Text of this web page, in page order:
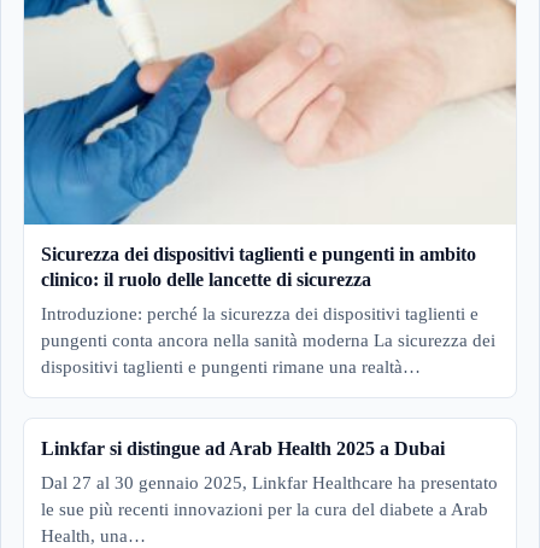
Sicurezza dei dispositivi taglienti e pungenti in ambito
clinico: il ruolo delle lancette di sicurezza
Introduzione: perché la sicurezza dei dispositivi taglienti e
pungenti conta ancora nella sanità moderna La sicurezza dei
dispositivi taglienti e pungenti rimane una realtà…
Linkfar si distingue ad Arab Health 2025 a Dubai
Dal 27 al 30 gennaio 2025, Linkfar Healthcare ha presentato
le sue più recenti innovazioni per la cura del diabete a Arab
Health, una…